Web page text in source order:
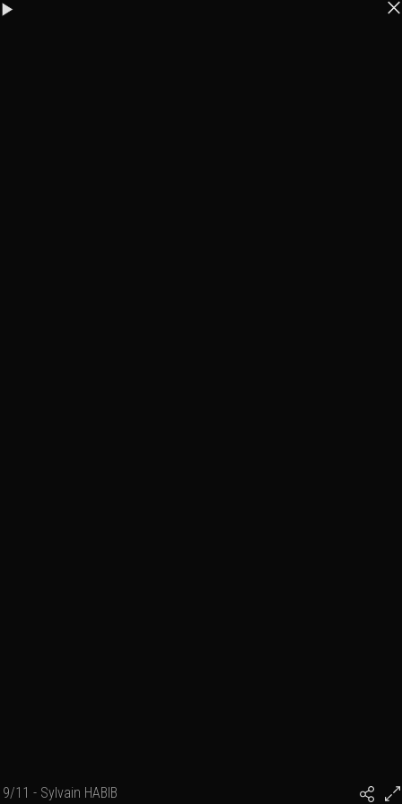
9/11 - Sylvain HABIB